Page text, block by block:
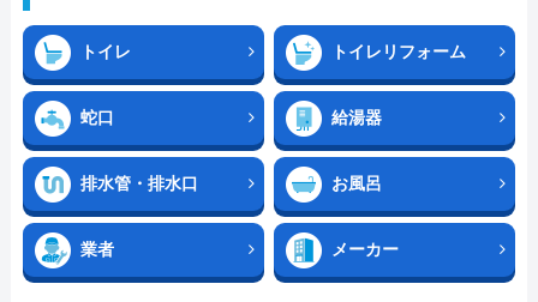
トイレ トイレリフォーム
蛇口 給湯器
排水管・排水口 お風呂
業者 メーカー